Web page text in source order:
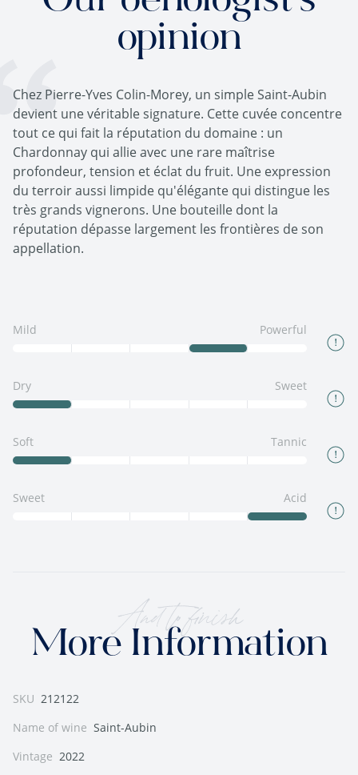
opinion
Chez Pierre-Yves Colin-Morey, un simple Saint-Aubin
devient une véritable signature. Cette cuvée concentre
tout ce qui fait la réputation du domaine : un
Chardonnay qui allie avec une rare maîtrise
profondeur, tension et éclat du fruit. Une expression
du terroir aussi limpide qu'élégante qui distingue les
très grands vignerons. Une bouteille dont la
réputation dépasse largement les frontières de son
appellation.
Mild Powerful
Dry Sweet
Soft Tannic
Sweet Acid
And to finish
More Information
SKU 212122
Name of wine Saint-Aubin
Vintage 2022